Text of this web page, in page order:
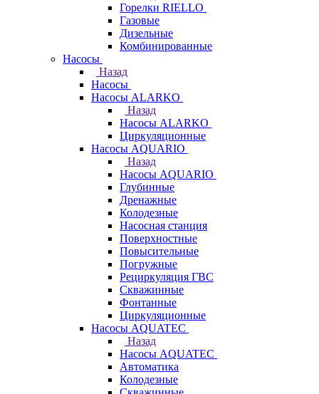
Горелки RIELLO
Газовые
Дизельные
Комбинированные
Насосы
Назад
Насосы
Насосы ALARKO
Назад
Насосы ALARKO
Циркуляционные
Насосы AQUARIO
Назад
Насосы AQUARIO
Глубинные
Дренажные
Колодезные
Насосная станция
Поверхностные
Повысительные
Погружные
Рециркуляция ГВС
Скважинные
Фонтанные
Циркуляционные
Насосы AQUATEC
Назад
Насосы AQUATEC
Автоматика
Колодезные